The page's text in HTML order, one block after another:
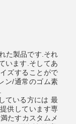
た製品です.それ
います.そしてあ
ズすることがで
ン/通常のゴム素
ている方には 最
供しています専
たすカスタムメ